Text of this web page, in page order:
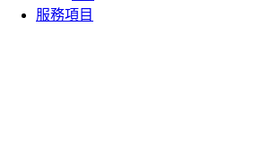
服務項目